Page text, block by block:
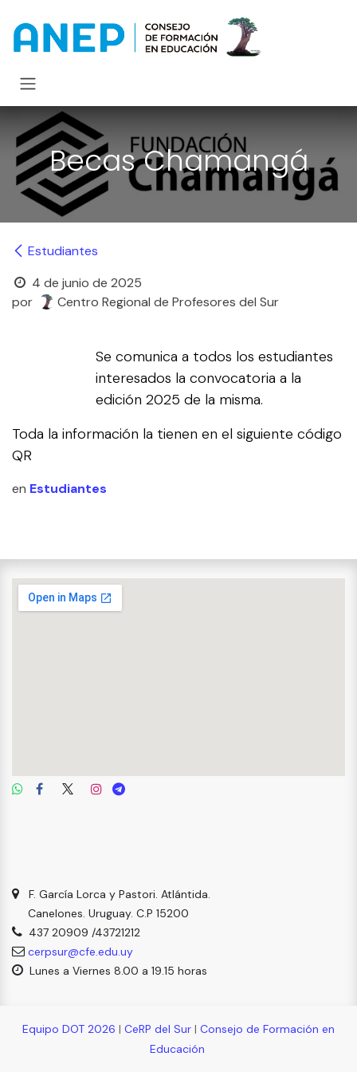
Becas Chamangá
Estudiantes
4 de junio de 2025
por
Centro Regional de Profesores del Sur
Se comunica a todos los estudiantes
interesados la convocatoria a la
edición 2025 de la misma.
Toda la información la tienen en el siguiente código
QR
en Estudiantes
F. García Lorca y Pastori. Atlántida.
Canelones. Uruguay. C.P 15200
437 20909 /43721212
cerpsur@cfe.edu.uy
Lunes a Viernes 8.00 a 19.15 horas
Equipo DOT 2026 | CeRP del Sur | Consejo de Formación en
Educación